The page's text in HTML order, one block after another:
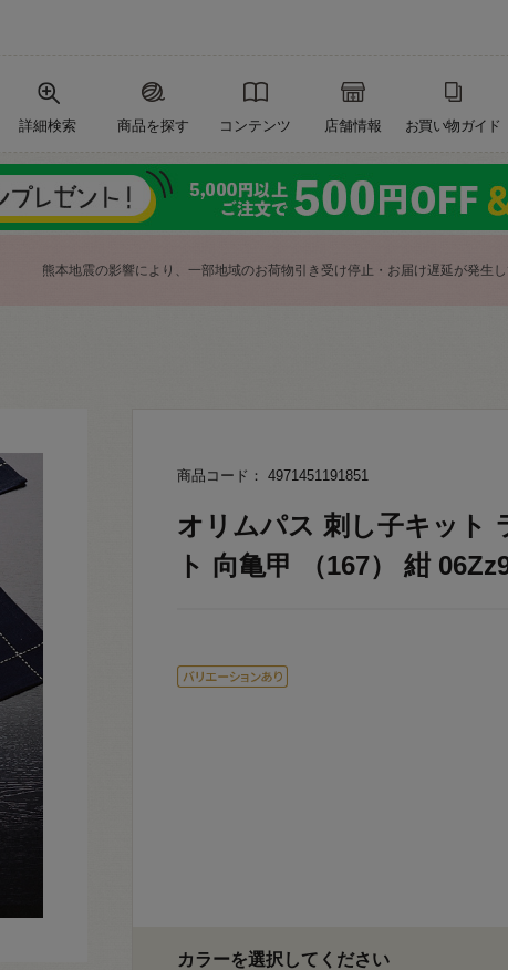
詳細検索 商品を探す コンテンツ 店舗情報 お買い物ガイド
熊本地震の影響により、一部地域のお荷物引き受け停止・お届け遅延が発生
商品コード： 4971451191851
オリムパス 刺し子キット
ト 向亀甲 （167） 紺
カラーを選択してください